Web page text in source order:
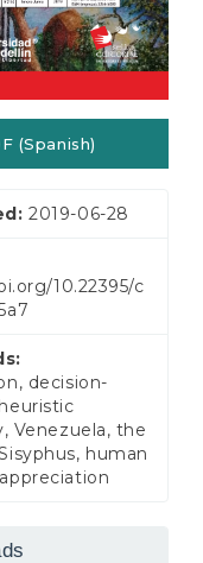
(Spanish)
2019-06-28
10.22395/c
decision-
Venezuela, the
human